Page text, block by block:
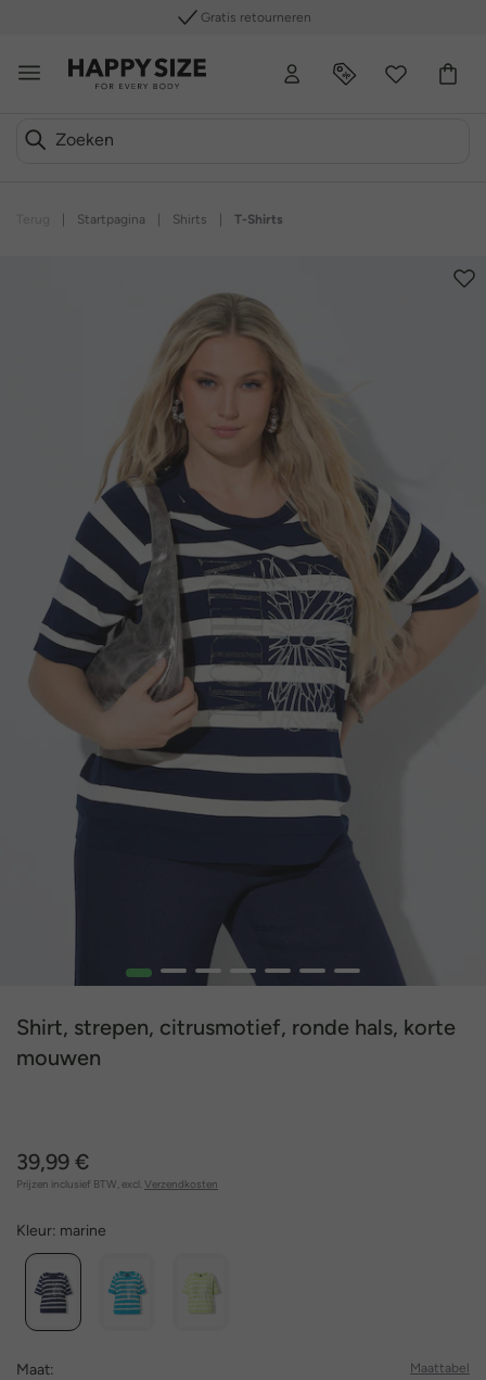
Gratis retourneren
Startpagina Shirts T-Shirts
1 2 3 4 5 6 7
Shirt, strepen, citrusmotief, ronde hals, korte
mouwen
39,99 €
Prijzen inclusief BTW, excl. Verzendkosten
Kleur: marine
Maat: Maattabel